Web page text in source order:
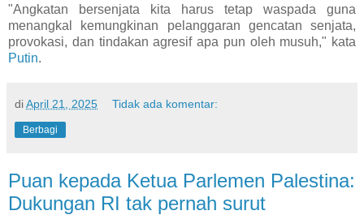
"Angkatan bersenjata kita harus tetap waspada guna
menangkal kemungkinan pelanggaran gencatan senjata,
provokasi, dan tindakan agresif apa pun oleh musuh," kata
Putin.
diApril 21, 2025 Tidak ada komentar:
Berbagi
Puan kepada Ketua Parlemen Palestina:
Dukungan RI tak pernah surut